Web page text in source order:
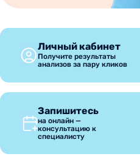
Личный кабинет
Получите результаты
анализов за пару кликов
Запишитесь
на онлайн —
консультацию к
специалисту